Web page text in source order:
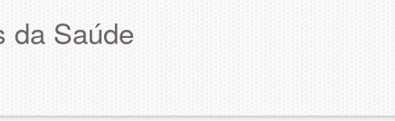
da Saúde